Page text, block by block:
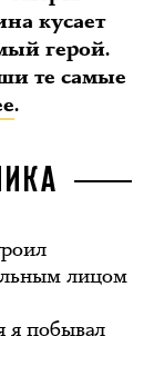
кусает
герой.
те самые
.
лицом
я побывал